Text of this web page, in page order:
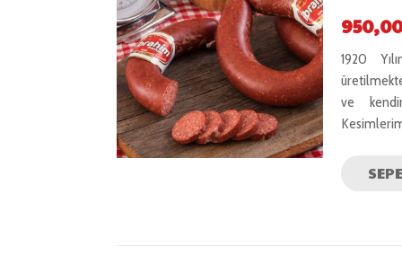
5.00
oy
aldı
950,00
1920
ve